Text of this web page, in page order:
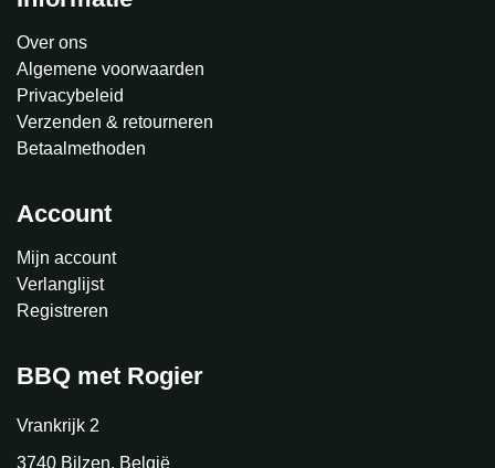
Over ons
Algemene voorwaarden
Privacybeleid
Verzenden & retourneren
Betaalmethoden
Account
Mijn account
Verlanglijst
Registreren
BBQ met Rogier
Vrankrijk 2
3740 Bilzen, België